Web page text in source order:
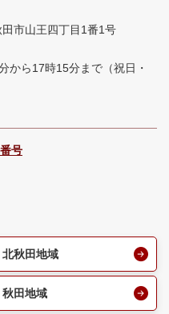
市山王四丁目1番1号
から17時15分まで （祝日・
号
北秋田地域
秋田地域